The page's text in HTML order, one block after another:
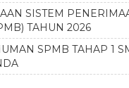
SISTEM
TAHUN 2026
SPMB TAHAP 1